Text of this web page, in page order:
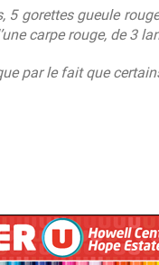
gorettes gueule
carpe rouge, de 3
par le fait que